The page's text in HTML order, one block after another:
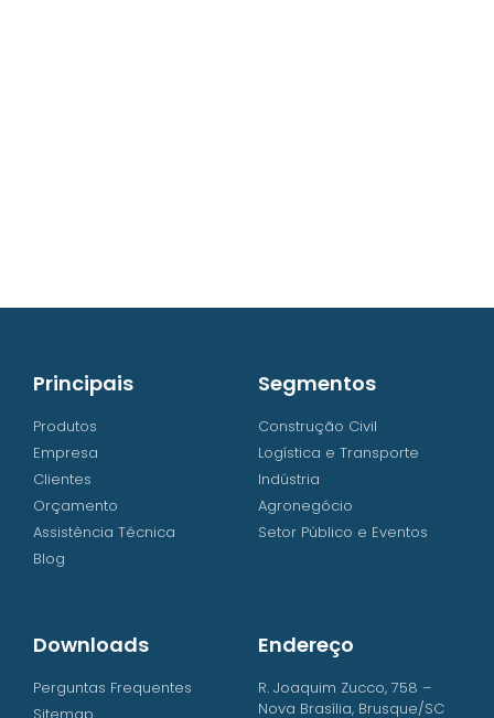
Principais
Produtos
Empresa
Clientes
Orçamento
Assistência Técnica
Blog
Segmentos
Construção Civil
Logística e Transporte
Indústria
Agronegócio
Setor Público e Eventos
Downloads
Perguntas Frequentes
Endereço
R. Joaquim Zucco, 758 –
Nova Brasília, Brusque/SC